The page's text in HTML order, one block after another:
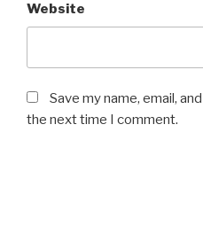
Website
Save my name, email,
the next time I comment.